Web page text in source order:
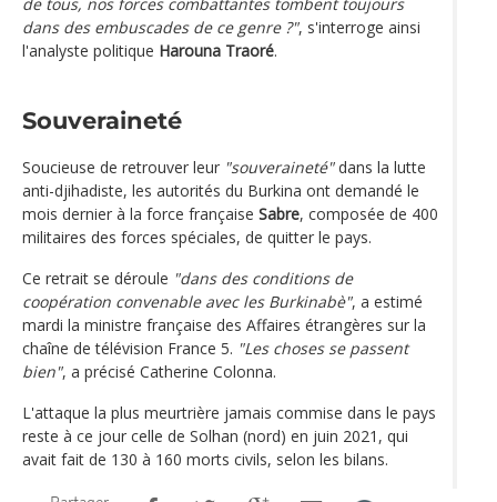
dans des embuscades de ce genre ?", s'interroge ainsi
l'analyste politique Harouna Traoré.
Souveraineté
Soucieuse de retrouver leur "souveraineté"dans la lutte
anti-djihadiste, les autorités du Burkina ont demandé le
mois dernier à la force française Sabre, composée de 400
militaires des forces spéciales, de quitter le pays.
Ce retrait se déroule "dans des conditions de
coopération convenable avec les Burkinabè", a estimé
mardi la ministre française des Affaires étrangères sur la
chaîne de télévision France 5. "Les choses se passent
bien", a précisé Catherine Colonna.
L'attaque la plus meurtrière jamais commise dans le pays
reste à ce jour celle de Solhan (nord) en juin 2021, qui
avait fait de 130 à 160 morts civils, selon les bilans.